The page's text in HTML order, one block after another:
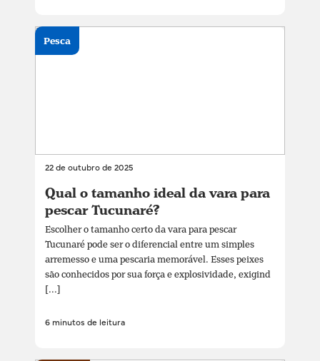
22 de outubro de 2025
Qual o tamanho ideal da vara para
pescar Tucunaré?
Escolher o tamanho certo da vara para pescar
Tucunaré pode ser o diferencial entre um simples
arremesso e uma pescaria memorável. Esses peixes
são conhecidos por sua força e explosividade, exigind
[...]
6 minutos de leitura
Pesca